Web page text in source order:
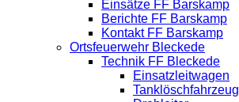
Einsätze FF Barskamp
Berichte FF Barskamp
Kontakt FF Barskamp
Ortsfeuerwehr Bleckede
Technik FF Bleckede
Einsatzleitwagen
Tanklöschfahrzeug